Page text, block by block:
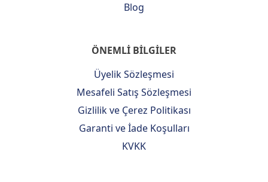
Blog
ÖNEMLİ BİLGİLER
Üyelik Sözleşmesi
Mesafeli Satış Sözleşmesi
Gizlilik ve Çerez Politikası
Garanti ve İade Koşulları
KVKK